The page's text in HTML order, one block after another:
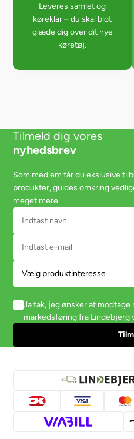
Leveres samlet og
køreklar – du skal blot
glæde dig over dit nye
køretøj.
Tilmeld dig vores
nyhedsbrev
Som medlem får du ekslusive
produkter, guides omkring
meget mere.
Ja tak, jeg ønsker at
markedsføring fra Lindebjerg